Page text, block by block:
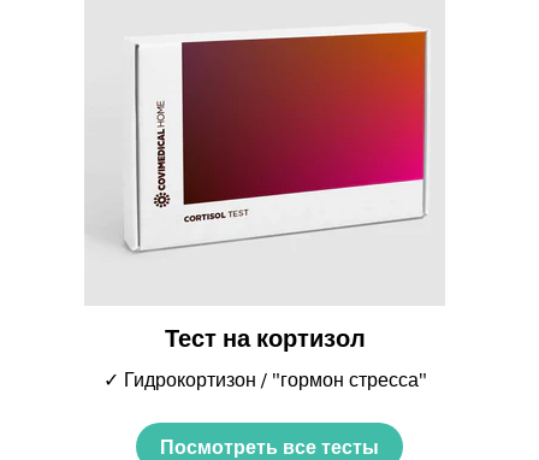
Тест на кортизол
✓ Гидрокортизон / "гормон стресса"
Посмотреть все тесты